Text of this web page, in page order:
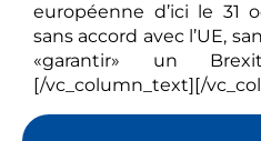
européenne d’ici le 31
sans accord avec l’UE,
«garantir» un
[/vc_column_text][/